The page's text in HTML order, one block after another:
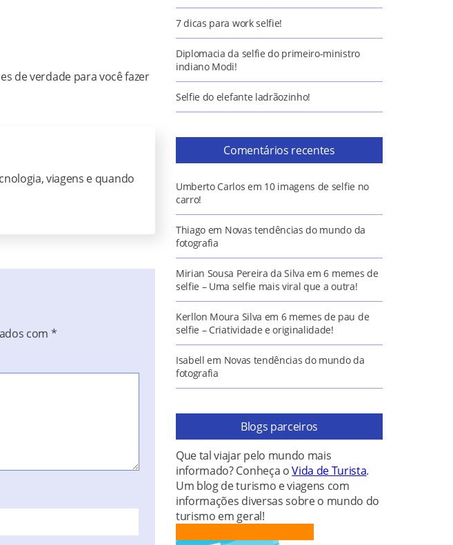
de verdade para você fazer
viagens e quando
com *
7 dicas para work selfie!
Diplomacia da selfie do primeiro-ministro
indiano Modi!
Selfie do elefante ladrãozinho!
Comentários recentes
Umberto Carlos em 10 imagens de selfie no
carro!
Thiago em Novas tendências do mundo da
fotografia
Mirian Sousa Pereira da Silva em6 memes de
selfie – Uma selfie mais viral que a outra!
Kerllon Moura Silva em 6 memes de pau de
selfie – Criatividade e originalidade!
Isabell em Novas tendências do mundo da
fotografia
Blogs parceiros
Que tal viajar pelo mundo mais
informado? Conheça oVida de Turista.
Um blog de turismo e viagens com
informações diversas sobre o mundo do
turismo em geral!